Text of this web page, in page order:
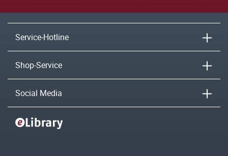
Service-Hotline
Shop-Service
Social Media